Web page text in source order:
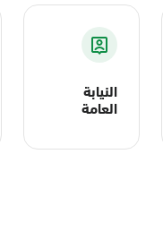
النيابة
العامة